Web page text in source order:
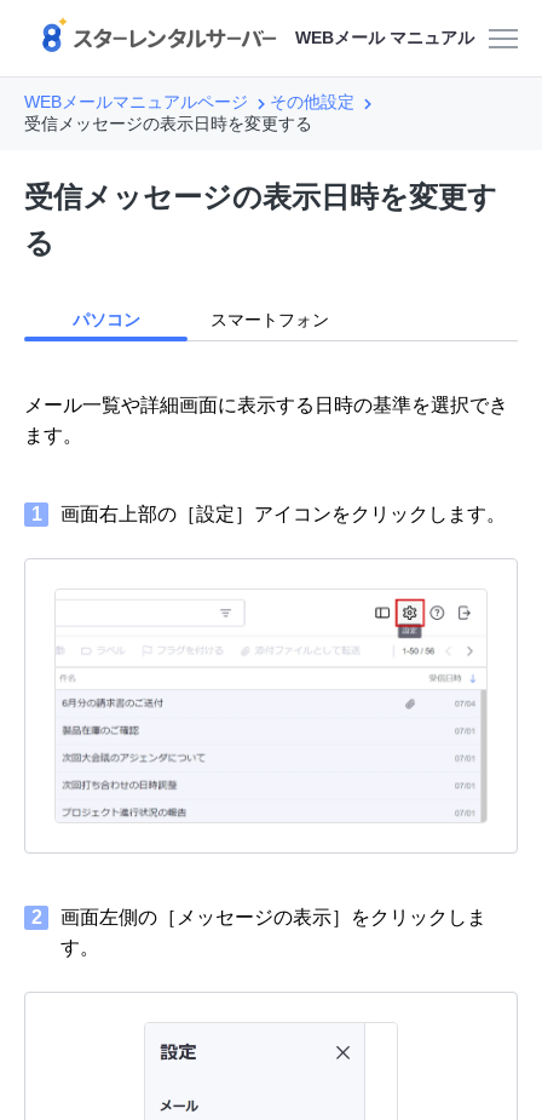
WEBメール マニュアル
WEBメールマニュアルページ
その他設定
受信メッセージの表示日時を変更する
受信メッセージの表示日時を変更す
る
パソコン スマートフォン
メール一覧や詳細画面に表示する日時の基準を選択でき
ます。
1 画面右上部の［設定］アイコンをクリックします。
2
画面左側の［メッセージの表示］をクリックしま
す。